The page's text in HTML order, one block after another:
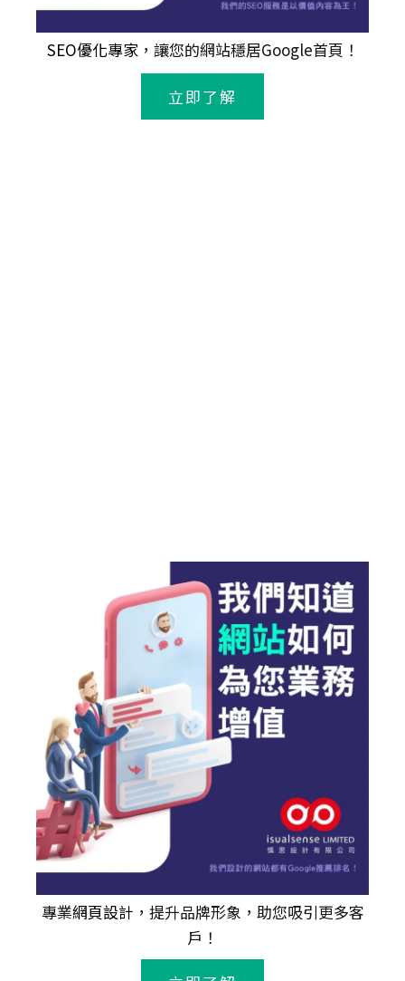
SEO優化專家，讓您的網站穩居Google首頁！
立即了解
專業網頁設計 ，提升品牌形象，助您吸引更多客
戶！